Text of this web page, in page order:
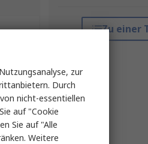
Zu einer
zur
Durch
nicht-essentiellen
auf "Cookie
Sie auf "Alle
Weitere